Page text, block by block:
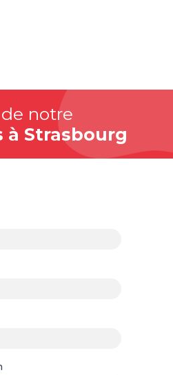
notre
à Strasbourg